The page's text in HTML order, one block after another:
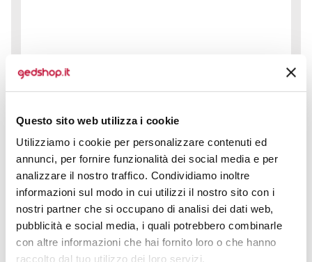
Questo sito web utilizza i cookie
Utilizziamo i cookie per personalizzare contenuti ed
annunci, per fornire funzionalità dei social media e per
analizzare il nostro traffico. Condividiamo inoltre
informazioni sul modo in cui utilizzi il nostro sito con i
nostri partner che si occupano di analisi dei dati web,
pubblicità e social media, i quali potrebbero combinarle
con altre informazioni che hai fornito loro o che hanno
raccolto dal tuo utilizzo dei loro servizi.
per affrontare le giornate più intense, un gadget
prezzo da € 2,16
CALCOLA PREVENTIVO